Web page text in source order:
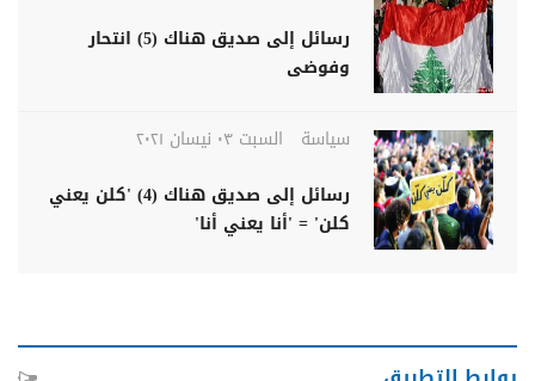
رسائل إلى صديق هناك (5) انتحار
وفوضى
سياسة
السبت ٠٣ نيسان ٢٠٢١
رسائل إلى صديق هناك (4) 'كلن يعني
كلن' = 'أنا يعني أنا'